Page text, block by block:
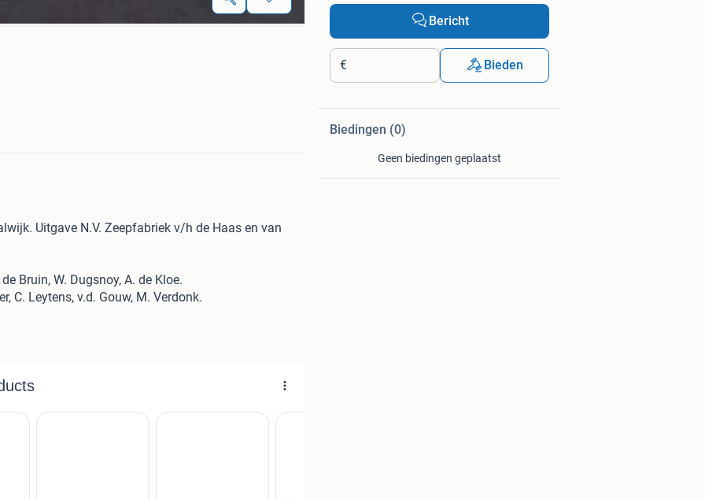
Uitgave N.V. Zeepfabriek v/h de Haas en van
Bruin, W. Dugsnoy, A. de Kloe.
C. Leytens, v.d. Gouw, M. Verdonk.
Bericht
€ Bieden
Biedingen (0)
Geen biedingen geplaatst